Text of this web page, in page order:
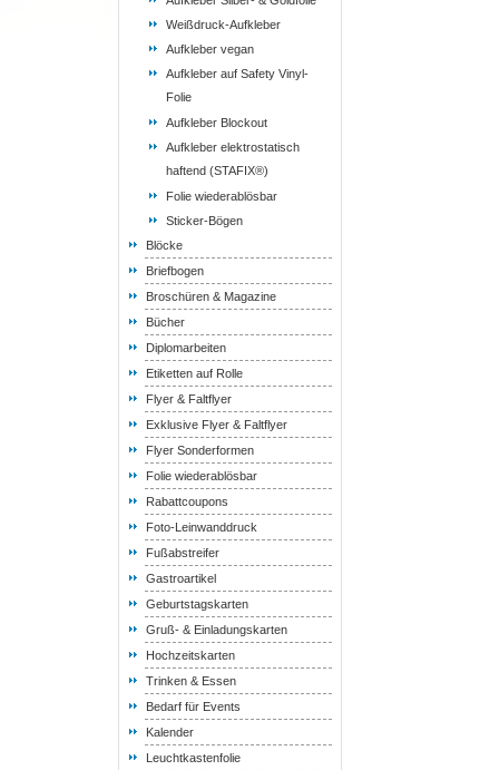
Weißdruck-Aufkleber
Aufkleber vegan
Aufkleber auf Safety Vinyl-
Folie
Aufkleber Blockout
Aufkleber elektrostatisch
haftend (STAFIX®)
Folie wiederablösbar
Sticker-Bögen
Blöcke
Briefbogen
Broschüren & Magazine
Bücher
Diplomarbeiten
Etiketten auf Rolle
Flyer & Faltflyer
Exklusive Flyer & Faltflyer
Flyer Sonderformen
Folie wiederablösbar
Rabattcoupons
Foto-Leinwanddruck
Fußabstreifer
Gastroartikel
Geburtstagskarten
Gruß- & Einladungskarten
Hochzeitskarten
Trinken & Essen
Bedarf für Events
Kalender
Leuchtkastenfolie